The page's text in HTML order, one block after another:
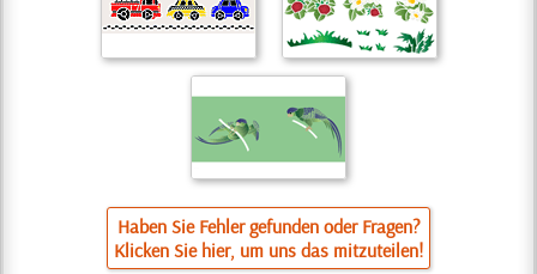
Haben Sie Fehler gefunden oder Fragen?
Klicken Sie hier, um uns das mitzuteilen!